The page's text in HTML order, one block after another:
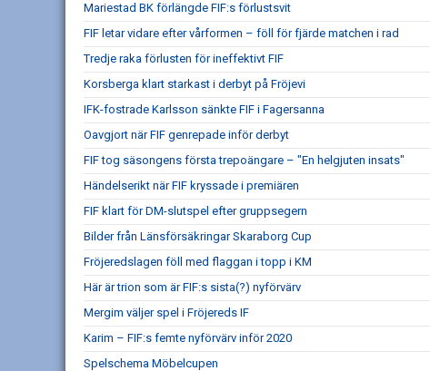
Mariestad BK förlängde FIF:s förlustsvit
FIF letar vidare efter vårformen – föll för fjärde matchen i rad
Tredje raka förlusten för ineffektivt FIF
Korsberga klart starkast i derbyt på Fröjevi
IFK-fostrade Karlsson sänkte FIF i Fagersanna
Oavgjort när FIF genrepade inför derbyt
FIF tog säsongens första trepoängare – "En helgjuten insats"
Händelserikt när FIF kryssade i premiären
FIF klart för DM-slutspel efter gruppsegern
Bilder från Länsförsäkringar Skaraborg Cup
Fröjeredslagen föll med flaggan i topp i KM
Här är trion som är FIF:s sista(?) nyförvärv
Mergim väljer spel i Fröjereds IF
Karim – FIF:s femte nyförvärv inför 2020
Spelschema Möbelcupen